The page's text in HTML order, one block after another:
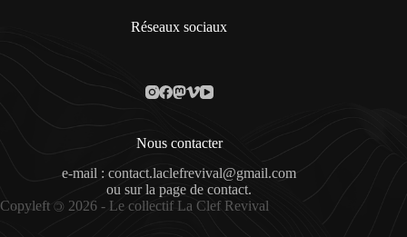
Réseaux sociaux
Nous contacter
e-mail : contact.laclefrevival@gmail.com
ou sur lapage de contact.
Copyleft © 2026 - Le collectif La Clef Revival